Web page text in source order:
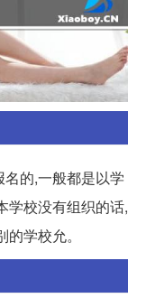
的,一般都是以学
学校没有组织的话,
学校允。